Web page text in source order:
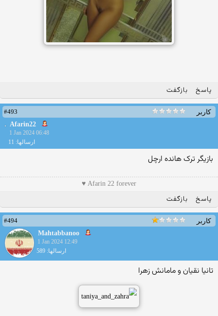
پاسخ بازگفت
کاربر
#493
Afarin22
1 Jan 2024 06:48
ارسالها: 11
بازیگر ترک هانده ارچل
Afarin 22 forever ♥️
پاسخ بازگفت
کاربر
#494
Mahtabbanoo
1 Jan 2024 12:49
ارسالها: 589
تانیا نقیان و مامانش زهرا